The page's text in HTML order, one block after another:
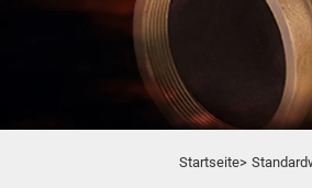
Startseite>